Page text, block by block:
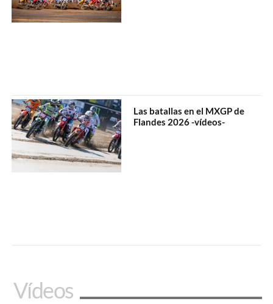
Las batallas en el MXGP de
Flandes 2026 -vídeos-
Vídeos